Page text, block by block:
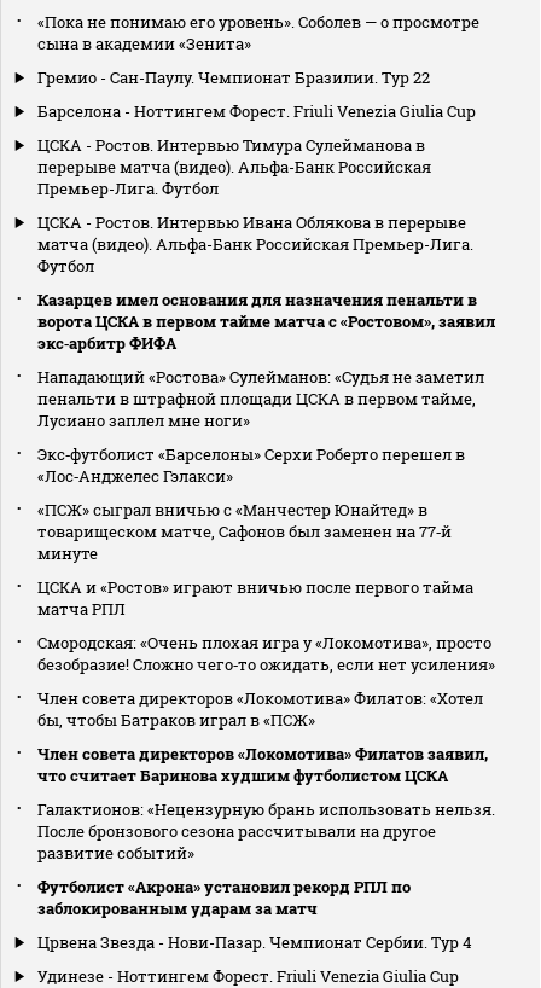
«Пока не понимаю его уровень». Соболев — о просмотре
сына в академии «Зенита»
Гремио - Сан-Паулу. Чемпионат Бразилии. Тур 22
Барселона - Ноттингем Форест. Friuli Venezia Giulia Cup
ЦСКА - Ростов. Интервью Тимура Сулейманова в
перерыве матча (видео). Альфа-Банк Российская
Премьер-Лига. Футбол
ЦСКА - Ростов. Интервью Ивана Облякова в перерыве
матча (видео). Альфа-Банк Российская Премьер-Лига.
Футбол
Казарцев имел основания для назначения пенальти в
ворота ЦСКА в первом тайме матча с «Ростовом», заявил
экс‑арбитр ФИФА
Нападающий «Ростова» Сулейманов: «Судья не заметил
пенальти в штрафной площади ЦСКА в первом тайме,
Лусиано заплел мне ноги»
Экс‑футболист «Барселоны» Серхи Роберто перешел в
«Лос‑Анджелес Гэлакси»
«ПСЖ» сыграл вничью с «Манчестер Юнайтед» в
товарищеском матче, Сафонов был заменен на 77‑й
минуте
ЦСКА и «Ростов» играют вничью после первого тайма
матча РПЛ
Смородская: «Очень плохая игра у «Локомотива», просто
безобразие! Сложно чего‑то ожидать, если нет усиления»
Член совета директоров «Локомотива» Филатов: «Хотел
бы, чтобы Батраков играл в «ПСЖ»
Член совета директоров «Локомотива» Филатов заявил,
что считает Баринова худшим футболистом ЦСКА
Галактионов: «Нецензурную брань использовать нельзя.
После бронзового сезона рассчитывали на другое
развитие событий»
Футболист «Акрона» установил рекорд РПЛ по
заблокированным ударам за матч
Црвена Звезда - Нови-Пазар. Чемпионат Сербии. Тур 4
Удинезе - Ноттингем Форест. Friuli Venezia Giulia Cup